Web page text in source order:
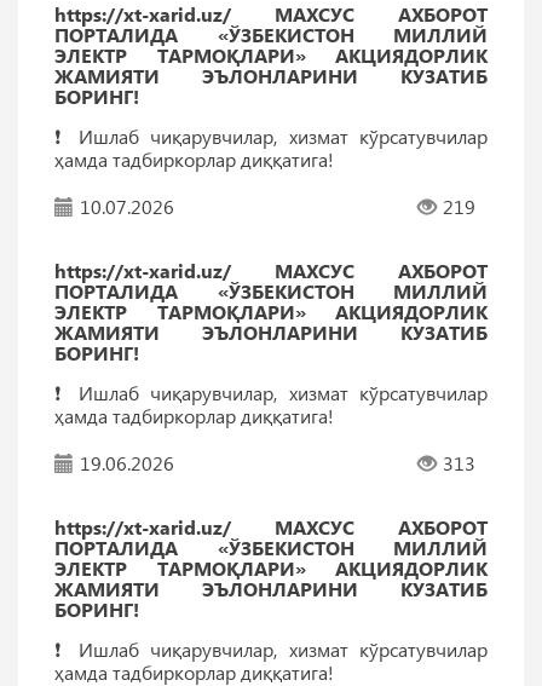
https://xt-xarid.uz/ МАХСУС АХБОРОТ
ПОРТАЛИДА «ЎЗБЕКИСТОН МИЛЛИЙ
ЭЛЕКТР ТАРМОҚЛАРИ» АКЦИЯДОРЛИК
ЖАМИЯТИ ЭЪЛОНЛАРИНИ КУЗАТИБ
БОРИНГ!
❗️ Ишлаб чиқарувчилар, хизмат кўрсатувчилар
ҳамда тадбиркорлар диққатига!
10.07.2026
219
https://xt-xarid.uz/ МАХСУС АХБОРОТ
ПОРТАЛИДА «ЎЗБЕКИСТОН МИЛЛИЙ
ЭЛЕКТР ТАРМОҚЛАРИ» АКЦИЯДОРЛИК
ЖАМИЯТИ ЭЪЛОНЛАРИНИ КУЗАТИБ
БОРИНГ!
❗️ Ишлаб чиқарувчилар, хизмат кўрсатувчилар
ҳамда тадбиркорлар диққатига!
19.06.2026
313
https://xt-xarid.uz/ МАХСУС АХБОРОТ
ПОРТАЛИДА «ЎЗБЕКИСТОН МИЛЛИЙ
ЭЛЕКТР ТАРМОҚЛАРИ» АКЦИЯДОРЛИК
ЖАМИЯТИ ЭЪЛОНЛАРИНИ КУЗАТИБ
БОРИНГ!
❗️ Ишлаб чиқарувчилар, хизмат кўрсатувчилар
ҳамда тадбиркорлар диққатига!